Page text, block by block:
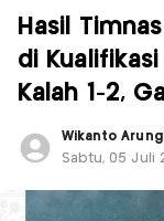
Hasil
di
Kalah 1-2,
Wikanto
Sabtu, 05 Juli